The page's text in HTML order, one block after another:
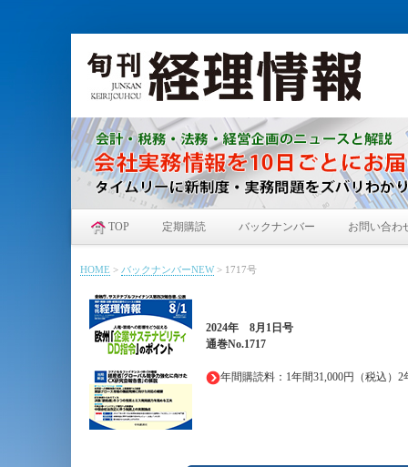
TOP 定期購読 バックナンバー お問い合わ
HOME > バックナンバーNEW> 1717号
2024年 8月1日 号
通巻No.1717
年間購読料：1年間31,000円（税込）2